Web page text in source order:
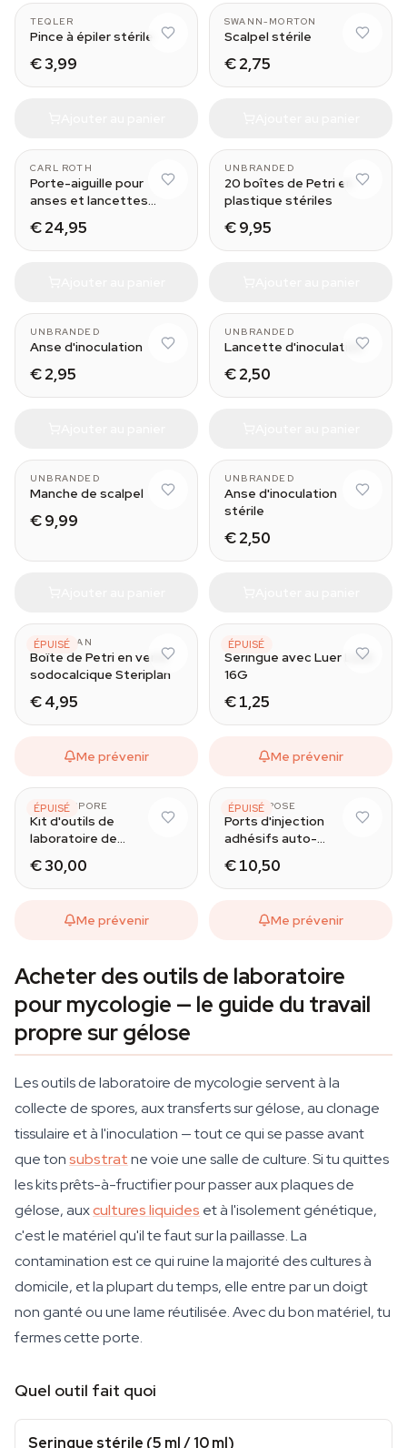
TEQLER
Pince à épiler stérile
€ 3,99
SWANN-MORTON
Scalpel stérile
€ 2,75
CARL ROTH
Porte-aiguille pour
anses et lancettes
€ 24,95
UNBRANDED
20 boîtes de Petri en
plastique stériles
€ 9,95
UNBRANDED
Anse d'inoculation
€ 2,95
UNBRANDED
Lancette d'inoculation
€ 2,50
UNBRANDED
Manche de scalpel
€ 9,99
UNBRANDED
Anse d'inoculation
stérile
€ 2,50
ÉPUISÉ
STERIPLAN
Boîte de Petri en verre
sodocalcique Steriplan
€ 4,95
Me prévenir
ÉPUISÉ
BD
Seringue avec Luer Lock
16G
€ 1,25
Me prévenir
ÉPUISÉ
NORTH SPORE
Kit d'outils de
laboratoire de
€ 30,00
Me prévenir
ÉPUISÉ
MICROPPOSE
Ports d'injection
adhésifs auto-
(Microppose)
€ 10,50
Me prévenir
Acheter des outils de laboratoire
pour mycologie — le guide du travail
propre sur gélose
Les outils de laboratoire de mycologie servent à la
collecte de spores, aux transferts sur gélose, au clonage
tissulaire et à l'inoculation — tout ce qui se passe avant
que tonsubstratne voie une salle de culture. Si tu quittes
les kits prêts-à-fructifier pour passer aux plaques de
gélose, auxcultures liquides et à l'isolement génétique,
c'est le matériel qu'il te faut sur la paillasse. La
contamination est ce qui ruine la majorité des cultures à
domicile, et la plupart du temps, elle entre par un doigt
non ganté ou une lame réutilisée. Avec du bon matériel, tu
fermes cette porte.
Quel outil fait quoi
Seringue stérile (5 ml / 10 ml)